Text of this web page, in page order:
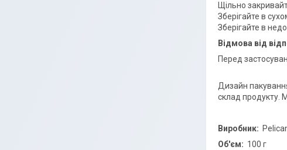
Щільно
Зберігайте в
Зберігайте в
Відмова від
Перед
Дизайн
склад продукту.
Виробник:
Об'єм: 100 г